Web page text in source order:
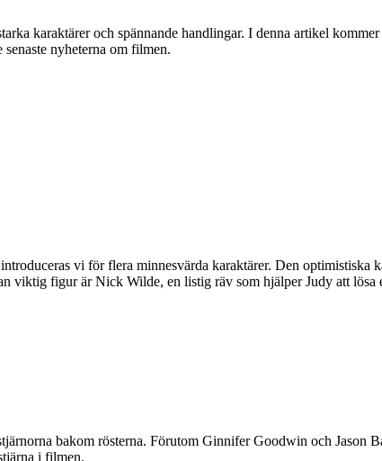
karaktärer och spännande handlingar. I denna artikel
nyheterna om filmen.
vi för flera minnesvärda karaktärer. Den optimistiska
viktig figur är Nick Wilde, en listig räv som hjälper Judy att lösa
bakom rösterna. Förutom Ginnifer Goodwin och Jason
i filmen.